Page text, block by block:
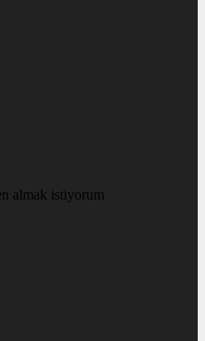
almak istiyorum